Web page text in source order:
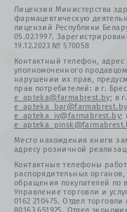
Лицензия Министерства
фармацевтическую
лицензий Республики
05.02.1997.
19.12.2023 № 570058
Контактный телефон,
уполномоченного
нарушении их прав,
прав потребителей: в г.
e_apteka@farmabrest.by; в
e_apteka_bar@farmabrest.by
e_apteka_iv@farmabrest.by;
Место нахождения книги
адресу розничной
Контактные телефоны
распорядительных
обращения покупателей по
Управление торговли и
0162 210475. Отдел